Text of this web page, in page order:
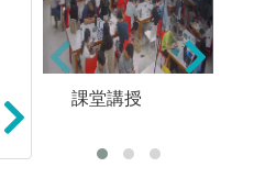
造: 包括力學、
設計與機動學
課堂講授